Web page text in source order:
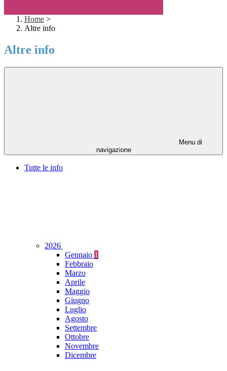
Home >
Altre info
Altre info
Menu di
navigazione
Tutte le info
2026
Gennaio 1
Febbraio
Marzo
Aprile
Maggio
Giugno
Luglio
Agosto
Settembre
Ottobre
Novembre
Dicembre